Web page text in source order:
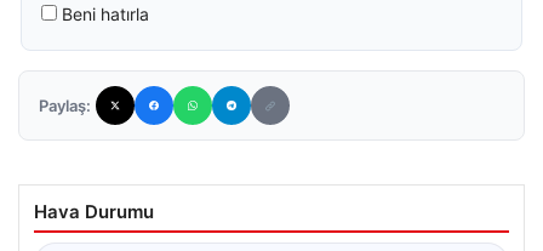
Beni hatırla
Paylaş:
Hava Durumu